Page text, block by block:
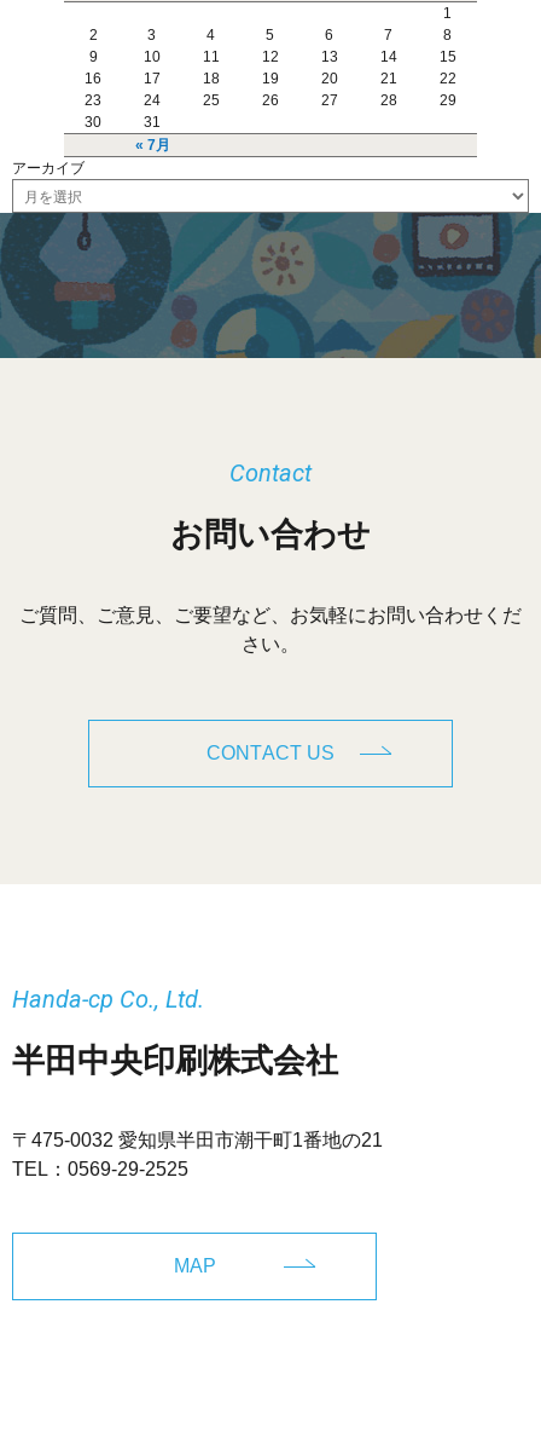
« 7月
1
2
3 4 5 6 7
8
9
10 11 12 13 14
15
16
17 18 19 20 21
22
23
24 25 26 27 28
29
30
31
アーカイブ
ー
ブ
お問い合わせ
Contact
ご質問、ご意見、ご要望など、お気軽にお問い合わせくだ
さい。
CONTACT US
半田中央印刷株式会社
Handa-cp Co., Ltd.
〒475-0032 愛知県半田市潮干町1番地の21
TEL： 0569-29-2525
MAP